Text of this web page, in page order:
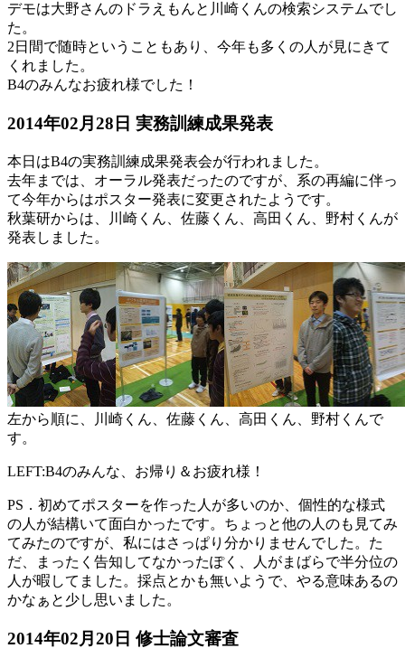
デモは大野さんのドラえもんと川崎くんの検索システムでし
た。
2日間で随時ということもあり、今年も多くの人が見にきて
くれました。
B4のみんなお疲れ様でした！
2014年02月28日 実務訓練成果発表
本日はB4の実務訓練成果発表会が行われました。
去年までは、オーラル発表だったのですが、系の再編に伴っ
て今年からはポスター発表に変更されたようです。
秋葉研からは、川崎くん、佐藤くん、高田くん、野村くんが
発表しました。
左から順に、川崎くん、佐藤くん、高田くん、野村くんで
す。
LEFT:B4のみんな、お帰り＆お疲れ様！
PS．初めてポスターを作った人が多いのか、個性的な様式
の人が結構いて面白かったです。ちょっと他の人のも見てみ
てみたのですが、私にはさっぱり分かりませんでした。た
だ、まったく告知してなかったぽく、人がまばらで半分位の
人が暇してました。採点とかも無いようで、やる意味あるの
かなぁと少し思いました。
2014年02月20日 修士論文審査